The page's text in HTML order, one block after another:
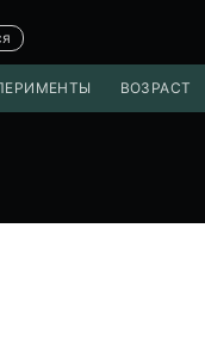
ВОЗРАСТ